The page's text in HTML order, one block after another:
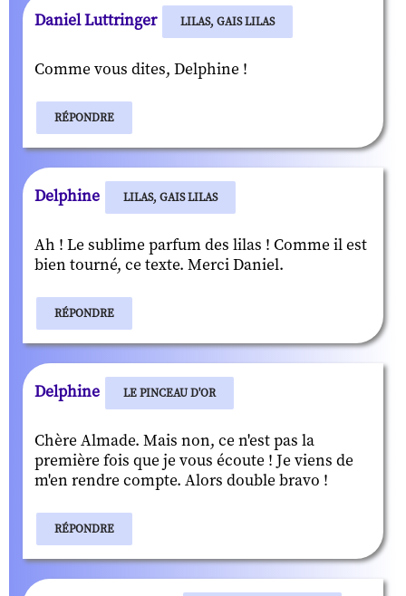
Daniel Luttringer LILAS, GAIS LILAS
Comme vous dites, Delphine !
RÉPONDRE
Delphine LILAS, GAIS LILAS
Ah ! Le sublime parfum des lilas ! Comme il est
bien tourné, ce texte. Merci Daniel.
RÉPONDRE
Delphine LE PINCEAU D'OR
Chère Almade. Mais non, ce n'est pas la
première fois que je vous écoute ! Je viens de
m'en rendre compte. Alors double bravo !
RÉPONDRE